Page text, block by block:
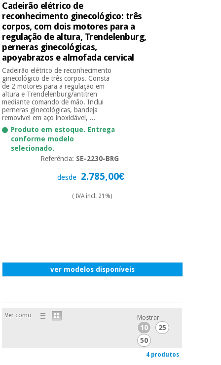
Cadeirão elétrico de
reconhecimento ginecológico: três
corpos, com dois motores para a
regulação de altura, Trendelenburg,
perneras ginecológicas,
apoyabrazos e almofada cervical
Cadeirão elétrico de reconhecimento
ginecológico de três corpos. Consta
de 2 motores para a regulação em
altura e Trendelenburg/antitren
mediante comando de mão. Inclui
perneras ginecológicas, bandeja
removível em aço inoxidável, ...
Produto em estoque. Entrega
conforme modelo
selecionado.
Referência: SE-2230-BRG
desde 2.785,00€
( IVA incl. 21%)
ver modelos disponíveis
Ver como Mostrar
10
25
50
4 produtos